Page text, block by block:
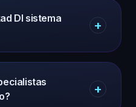
DI sistema
+
+